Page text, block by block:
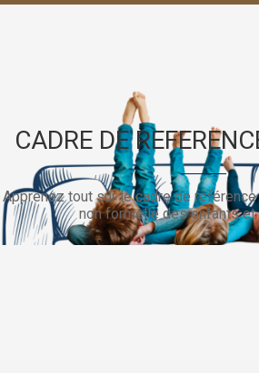
CADRE DE
Apprenez tout sur le cadre de référence
non formelle des enfants et